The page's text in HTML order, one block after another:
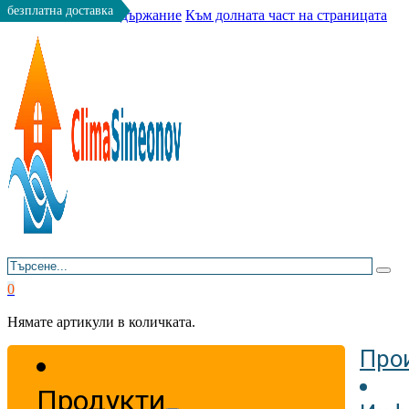
Към основното съдържание Към долната част на страницата
Търсене
0
Нямате артикули в количката.
Продукти
безплатна доставка